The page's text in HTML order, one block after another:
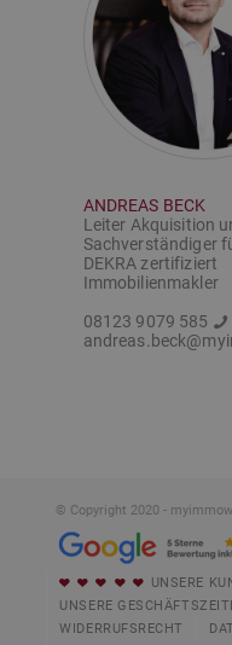
ANDREAS BECK
Leiter Akquisition
Sachverständiger
DEKRA zertifiziert
Immobilienmakler
08123 9079 585
© Copyright 2020 -
UNSERE
UNSERE
WIDERRUFSRECHT